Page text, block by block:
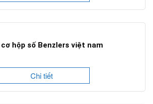
hộp số Benzlers việt nam
Chi tiết